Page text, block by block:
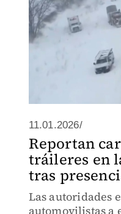
11.01.2026/
Reportan
tráileres en
tras
Las autoridades
automovilistas